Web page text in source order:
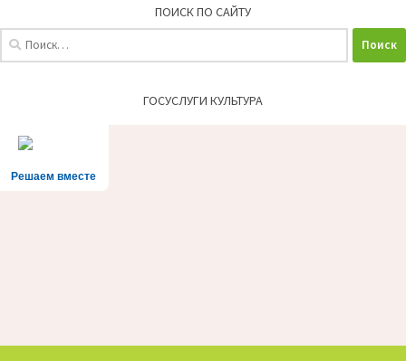
ПОИСК ПО САЙТУ
ГОСУСЛУГИ КУЛЬТУРА
Решаем вместе